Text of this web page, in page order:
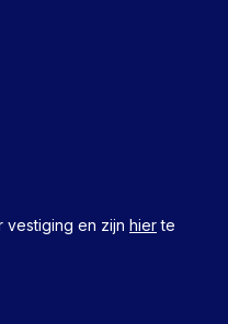
vestiging en zijn hierte